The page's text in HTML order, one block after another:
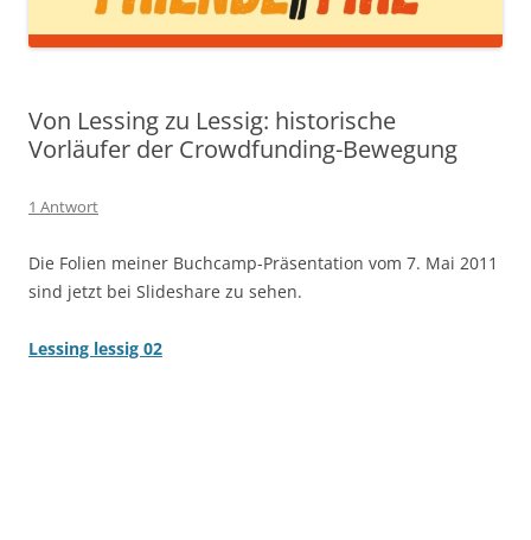
Von Lessing zu Lessig: historische
Vorläufer der Crowdfunding-Bewegung
1 Antwort
Die Folien meiner Buchcamp-Präsentation vom 7. Mai 2011
sind jetzt bei Slideshare zu sehen.
Lessing lessig 02